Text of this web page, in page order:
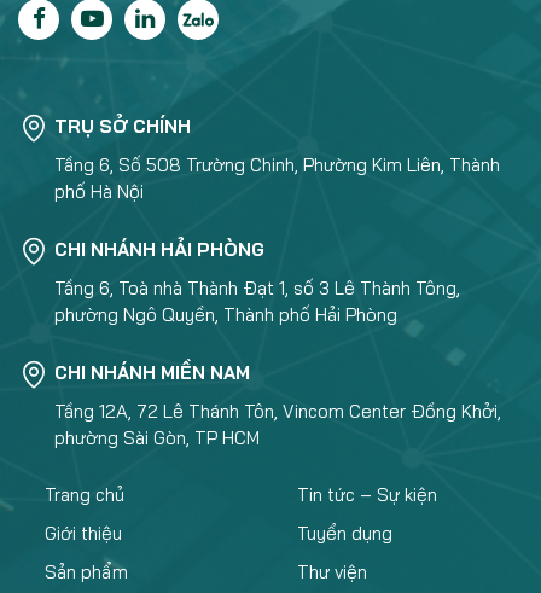
TRỤ SỞ CHÍNH
Tầng 6, Số 508 Trường Chinh, Phường Kim Liên, Thành
phố Hà Nội
CHI NHÁNH HẢI PHÒNG
Tầng 6, Toà nhà Thành Đạt 1, số 3 Lê Thành Tông,
phường Ngô Quyền, Thành phố Hải Phòng
CHI NHÁNH MIỀN NAM
Tầng 12A, 72 Lê Thánh Tôn, Vincom Center Đồng Khởi,
phường Sài Gòn, TP HCM
Trang chủ
Giới thiệu
Sản phẩm
Tin tức – Sự kiện
Tuyển dụng
Thư viện